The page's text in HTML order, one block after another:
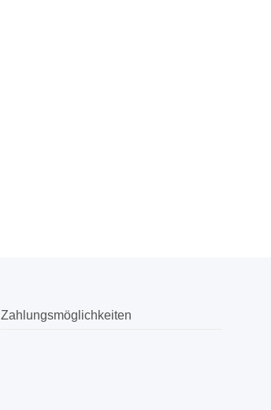
Zahlungsmöglichkeiten